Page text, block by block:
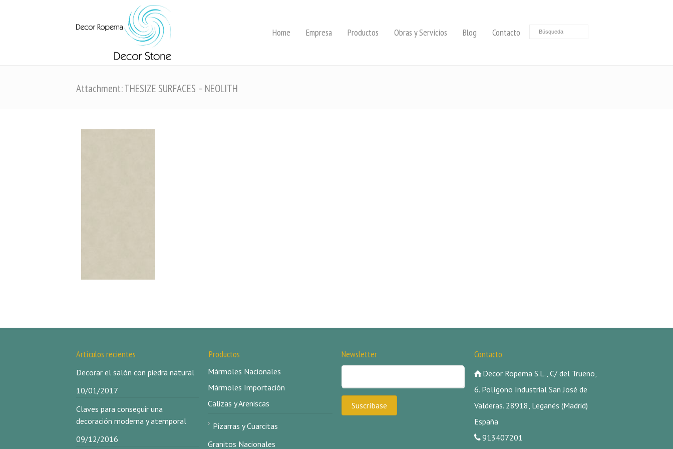
Home Empresa Productos Obras y Servicios Blog Contacto
Attachment: THESIZE SURFACES – NEOLITH
Artículos recientes
Decorar el salón con piedra natural
10/01/2017
Claves para conseguir una
decoración moderna y atemporal
09/12/2016
Productos
Mármoles Nacionales
Mármoles Importación
Calizas y Areniscas
Pizarras y Cuarcitas
Granitos Nacionales
Newsletter Contacto
Decor Ropema S.L., C/ del Trueno,
6. Polígono Industrial San José de
Valderas. 28918, Leganés (Madrid)
España
913407201